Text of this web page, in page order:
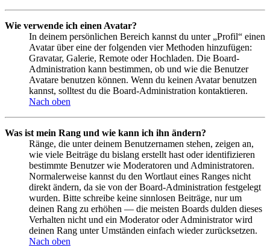
Wie verwende ich einen Avatar?
In deinem persönlichen Bereich kannst du unter „Profil“ einen
Avatar über eine der folgenden vier Methoden hinzufügen:
Gravatar, Galerie, Remote oder Hochladen. Die Board-
Administration kann bestimmen, ob und wie die Benutzer
Avatare benutzen können. Wenn du keinen Avatar benutzen
kannst, solltest du die Board-Administration kontaktieren.
Nach oben
Was ist mein Rang und wie kann ich ihn ändern?
Ränge, die unter deinem Benutzernamen stehen, zeigen an,
wie viele Beiträge du bislang erstellt hast oder identifizieren
bestimmte Benutzer wie Moderatoren und Administratoren.
Normalerweise kannst du den Wortlaut eines Ranges nicht
direkt ändern, da sie von der Board-Administration festgelegt
wurden. Bitte schreibe keine sinnlosen Beiträge, nur um
deinen Rang zu erhöhen — die meisten Boards dulden dieses
Verhalten nicht und ein Moderator oder Administrator wird
deinen Rang unter Umständen einfach wieder zurücksetzen.
Nach oben